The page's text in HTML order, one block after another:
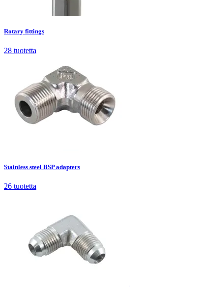
Rotary fittings
28 tuotetta
Stainless steel BSP adapters
26 tuotetta